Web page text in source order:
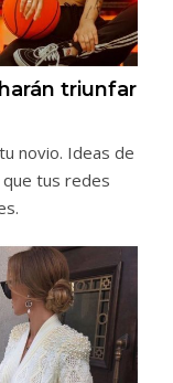
triunfar
novio. Ideas de
tus redes